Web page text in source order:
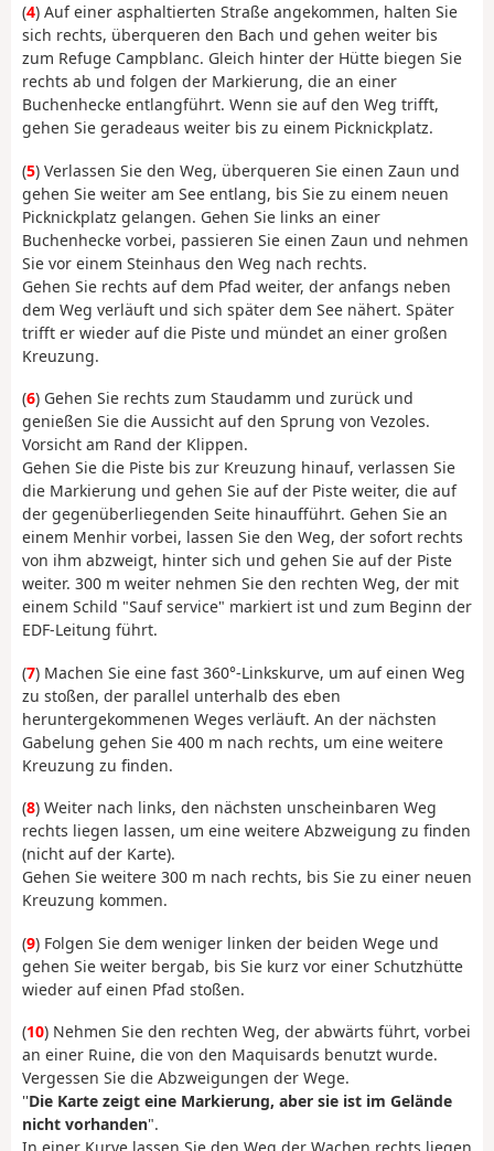
(4) Auf einer asphaltierten Straße angekommen, halten Sie
sich rechts, überqueren den Bach und gehen weiter bis
zum Refuge Campblanc. Gleich hinter der Hütte biegen Sie
rechts ab und folgen der Markierung, die an einer
Buchenhecke entlangführt. Wenn sie auf den Weg trifft,
gehen Sie geradeaus weiter bis zu einem Picknickplatz.
(5) Verlassen Sie den Weg, überqueren Sie einen Zaun und
gehen Sie weiter am See entlang, bis Sie zu einem neuen
Picknickplatz gelangen. Gehen Sie links an einer
Buchenhecke vorbei, passieren Sie einen Zaun und nehmen
Sie vor einem Steinhaus den Weg nach rechts.
Gehen Sie rechts auf dem Pfad weiter, der anfangs neben
dem Weg verläuft und sich später dem See nähert. Später
trifft er wieder auf die Piste und mündet an einer großen
Kreuzung.
(6) Gehen Sie rechts zum Staudamm und zurück und
genießen Sie die Aussicht auf den Sprung von Vezoles.
Vorsicht am Rand der Klippen.
Gehen Sie die Piste bis zur Kreuzung hinauf, verlassen Sie
die Markierung und gehen Sie auf der Piste weiter, die auf
der gegenüberliegenden Seite hinaufführt. Gehen Sie an
einem Menhir vorbei, lassen Sie den Weg, der sofort rechts
von ihm abzweigt, hinter sich und gehen Sie auf der Piste
weiter. 300 m weiter nehmen Sie den rechten Weg, der mit
einem Schild "Sauf service" markiert ist und zum Beginn der
EDF-Leitung führt.
(7) Machen Sie eine fast 360°-Linkskurve, um auf einen Weg
zu stoßen, der parallel unterhalb des eben
heruntergekommenen Weges verläuft. An der nächsten
Gabelung gehen Sie 400 m nach rechts, um eine weitere
Kreuzung zu finden.
(8) Weiter nach links, den nächsten unscheinbaren Weg
rechts liegen lassen, um eine weitere Abzweigung zu finden
(nicht auf der Karte).
Gehen Sie weitere 300 m nach rechts, bis Sie zu einer neuen
Kreuzung kommen.
(9) Folgen Sie dem weniger linken der beiden Wege und
gehen Sie weiter bergab, bis Sie kurz vor einer Schutzhütte
wieder auf einen Pfad stoßen.
(10) Nehmen Sie den rechten Weg, der abwärts führt, vorbei
an einer Ruine, die von den Maquisards benutzt wurde.
Vergessen Sie die Abzweigungen der Wege.
''Die Karte zeigt eine Markierung, aber sie ist im Gelände
nicht vorhanden".